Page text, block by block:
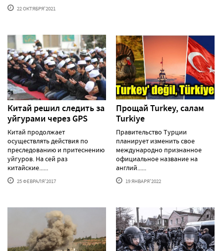
22 ОКТЯБРЯ'2021
Китай решил следить за
уйгурами через GPS
Китай продолжает
осуществлять действия по
преследованию и притеснению
уйгуров. На сей раз
китайские......
25 ФЕВРАЛЯ'2017
Прощай Turkey, салам
Turkiye
Правительство Турции
планирует изменить свое
международно признанное
официальное название на
англий......
19 ЯНВАРЯ'2022